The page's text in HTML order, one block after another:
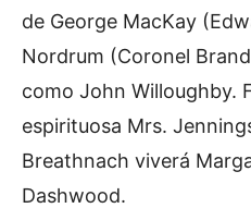
de George MacKay
Nordrum (Coronel
como John Willoughby.
espirituosa Mrs.
Breathnach viverá
Dashwood.